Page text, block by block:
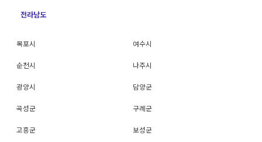
전라남도
목포시 여수시
순천시 나주시
광양시 담양군
곡성군 구례군
고흥군 보성군